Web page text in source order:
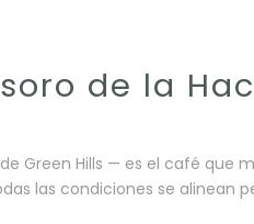
de la
Green Hills — es el café que
las condiciones se alinean